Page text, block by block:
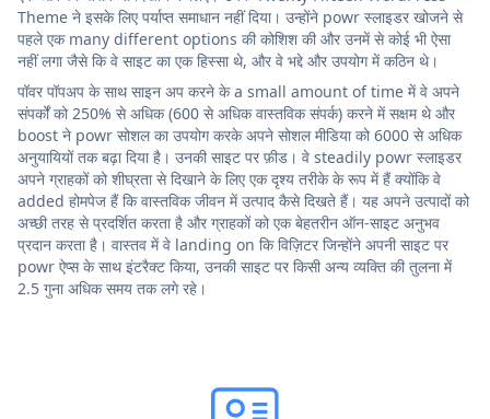
Theme ने इसके लिए पर्याप्त समाधान नहीं दिया। उन्होंने powr स्लाइडर खोजने से
पहले एक many different options की कोशिश की और उनमें से कोई भी ऐसा
नहीं लगा जैसे कि वे साइट का एक हिस्सा थे, और वे भद्दे और उपयोग में कठिन थे।
पॉवर पॉपअप के साथ साइन अप करने के a small amount of time में वे अपने
संपर्कों को 250% से अधिक (600 से अधिक वास्तविक संपर्क) करने में सक्षम थे और
boost ने powr सोशल का उपयोग करके अपने सोशल मीडिया को 6000 से अधिक
अनुयायियों तक बढ़ा दिया है। उनकी साइट पर फ़ीड। वे steadily powr स्लाइडर
अपने ग्राहकों को शीघ्रता से दिखाने के लिए एक दृश्य तरीके के रूप में हैं क्योंकि वे
added होमपेज हैं कि वास्तविक जीवन में उत्पाद कैसे दिखते हैं। यह अपने उत्पादों को
अच्छी तरह से प्रदर्शित करता है और ग्राहकों को एक बेहतरीन ऑन-साइट अनुभव
प्रदान करता है। वास्तव में वे landing on कि विज़िटर जिन्होंने अपनी साइट पर
powr ऐप्स के साथ इंटरैक्ट किया, उनकी साइट पर किसी अन्य व्यक्ति की तुलना में
2.5 गुना अधिक समय तक लगे रहे।